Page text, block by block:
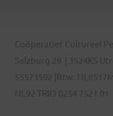
Coöperatief Cultureel
Salzburg 29 | 3524KS
55573592 |Btw:
NL92 TRIO 0254 7521 01